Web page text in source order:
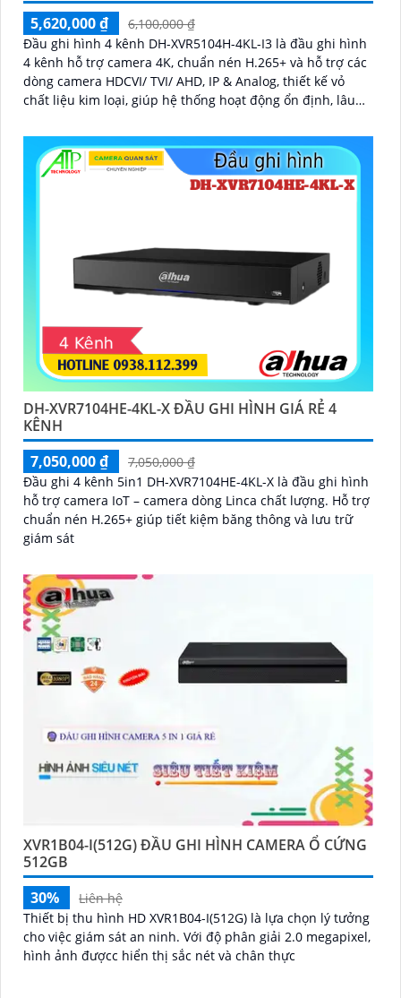
5,620,000 ₫
6,100,000 ₫
Đầu ghi hình 4 kênh DH-XVR5104H-4KL-I3 là đầu ghi hình
4 kênh hỗ trợ camera 4K, chuẩn nén H.265+ và hỗ trợ các
dòng camera HDCVI/ TVI/ AHD, IP & Analog, thiết kế vỏ
chất liệu kim loại, giúp hệ thống hoạt động ổn định, lâu
DH-XVR7104HE-4KL-X ĐẦU GHI HÌNH GIÁ RẺ 4
KÊNH
7,050,000 ₫
7,050,000 ₫
Đầu ghi 4 kênh 5in1 DH-XVR7104HE-4KL-X là đầu ghi hình
hỗ trợ camera IoT – camera dòng Linca chất lượng. Hỗ trợ
chuẩn nén H.265+ giúp tiết kiệm băng thông và lưu trữ
giám sát
XVR1B04-I(512G) ĐẦU GHI HÌNH CAMERA Ổ CỨNG
512GB
30%
Liên hệ
Thiết bị thu hình HD XVR1B04-I(512G) là lựa chọn lý tưởng
cho việc giám sát an ninh. Với độ phân giải 2.0 megapixel,
hình ảnh đượcc hiển thị sắc nét và chân thực